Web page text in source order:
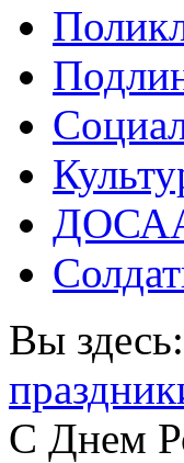
Вы здесь:
C Днем